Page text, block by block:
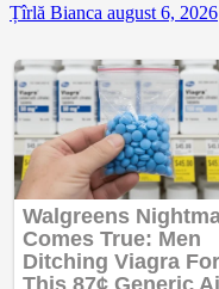
Țîrlă Bianca august 6, 2026